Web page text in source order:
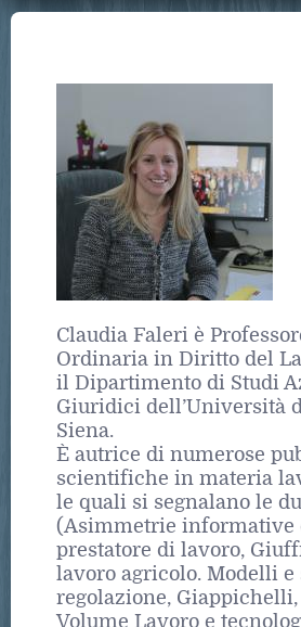
Claudia Faleri è
Ordinaria in Diritto del
il Dipartimento di Studi
Giuridici dell’Università
Siena.
È autrice di numerose
scientifiche in materia
le quali si segnalano le
(Asimmetrie informative
prestatore di lavoro,
lavoro agricolo. Modelli
regolazione,
Volume Lavoro e